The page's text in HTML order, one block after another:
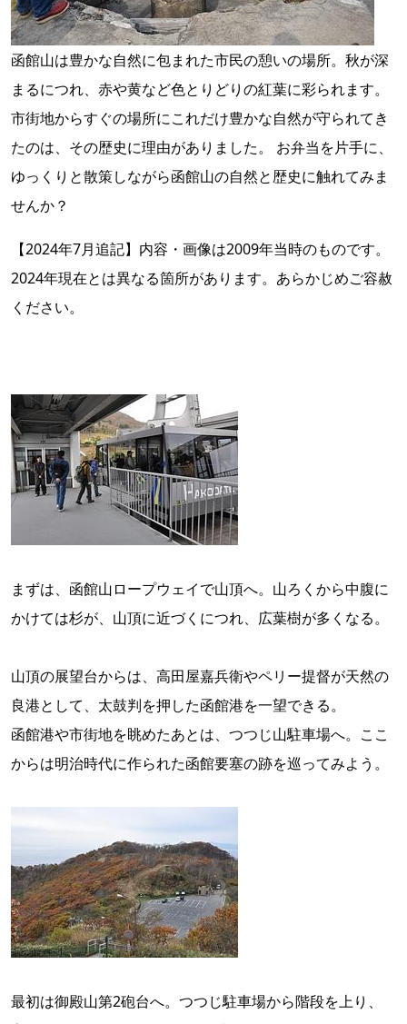
函館山は豊かな自然に包まれた市民の憩いの場所。秋が深
まるにつれ、赤や黄など色とりどりの紅葉に彩られます。
市街地からすぐの場所にこれだけ豊かな自然が守られてき
たのは、その歴史に理由がありました。 お弁当を片手に、
ゆっくりと散策しながら函館山の自然と歴史に触れてみま
せんか？
【2024年7月追記】内容・画像は2009年当時のものです。
2024年現在とは異なる箇所があります。あらかじめご容赦
ください。
まずは、函館山ロープウェイで山頂へ。山ろくから中腹に
かけては杉が、山頂に近づくにつれ、広葉樹が多くなる。
山頂の展望台からは、高田屋嘉兵衛やペリー提督が天然の
良港として、太鼓判を押した函館港を一望できる。
函館港や市街地を眺めたあとは、つつじ山駐車場へ。ここ
からは明治時代に作られた函館要塞の跡を巡ってみよう。
最初は御殿山第2砲台へ。つつじ駐車場から階段を上り、